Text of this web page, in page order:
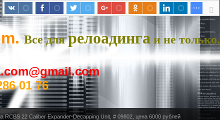
Все длярелоадинга и не только.
01 76
RCBS 22 Caliber Expander-Decapping Unit, # 09802, цена 6000 рублей